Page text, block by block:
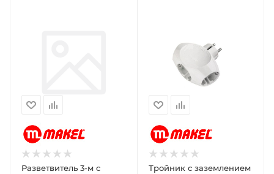
Разветвитель 3-м с
Тройник с заземлением